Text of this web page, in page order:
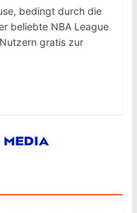
bedingt durch die
beliebte NBA League
gratis zur